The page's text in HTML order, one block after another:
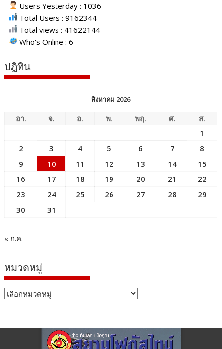
Users Yesterday : 1036
Total Users : 9162344
Total views : 41622144
Who's Online : 6
ปฎิทิน
สิงหาคม 2026
อา. จ. อ. พ. พฤ. ศ.
ส.
1
2
3 4 5 6 7
8
9
10 11 12 13 14
15
16
17 18 19 20 21
22
23
24 25 26 27 28
29
30
31
« ก.ค.
หมวดหมู่
หมวด